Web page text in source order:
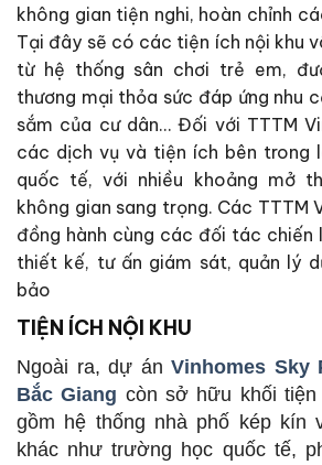
không gian tiện nghi, hoàn chỉnh
Tại đây sẽ có các tiện ích nội khu
từ hệ thống sân chơi trẻ em,
thương mại thỏa sức đáp ứng nhu
sắm của cư dân… Đối với TTTM
các dịch vụ và tiện ích bên trong
quốc tế, với nhiều khoảng mở
không gian sang trọng. Các TTTM
đồng hành cùng các đối tác chiến
thiết kế, tư ấn giám sát, quản lý
bảo
TIỆN ÍCH NỘI KHU
Ngoài ra, dự ánVinhomes Sky
Bắc Giang còn sở hữu khối
gồm hệ thống nhà phố kép kín
khác như trường học quốc tế,